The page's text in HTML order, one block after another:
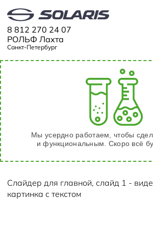
РОЛЬФ Лахта
Санкт-Петербург
8 812 270 24 07
АВТО В НАЛИЧИИ
МОДЕЛИ
Solaris HC
Solaris KRS
Solaris HS
ЦИФРОВОЙ
Корпоративным
СЕРВИС
Мы усердно работаем, чтобы
и функциональным. Скоро всё
Слайдер для главной, слайд 1 -
картинка с текстом